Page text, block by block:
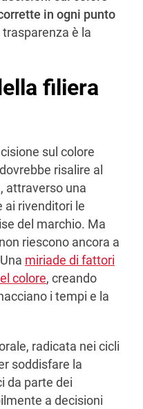
in ogni punto
è la
filiera
sul colore
risalire al
attraverso una
ai rivenditori le
del marchio. Ma
riescono ancora a
miriade di fattori
colore, creando
i tempi e la
radicata nei cicli
soddisfare la
da parte dei
a decisioni